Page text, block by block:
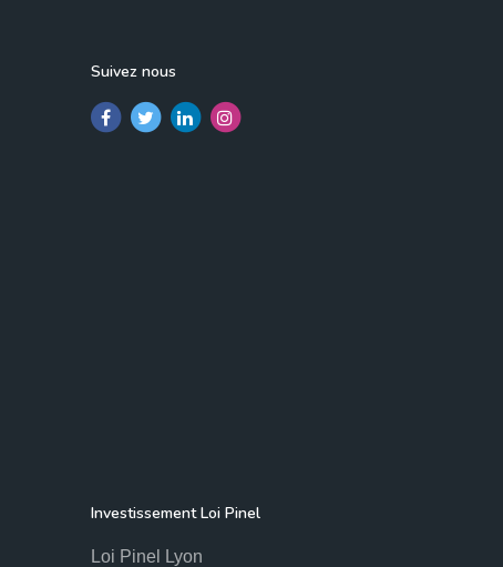
Suivez nous
Investissement Loi Pinel
Loi Pinel Lyon